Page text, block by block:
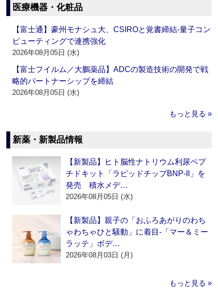
医療機器・化粧品
【富士通】豪州モナシュ大、CSIROと覚書締結‐量子コン
ピューティングで連携強化
2026年08月05日 (水)
【富士フイルム／大鵬薬品】ADCの製造技術の開発で戦
略的パートナーシップを締結
2026年08月05日 (水)
もっと見る »
新薬・新製品情報
【新製品】ヒト脳性ナトリウム利尿ペプ
チドキット「ラピッドチップBNP-II」を
発売 積水メデ…
2026年08月05日 (水)
【新製品】親子の「おふろあがりのわち
ゃわちゃひと騒動」に着目‐「マー＆ミー
ラッテ」ボデ…
2026年08月03日 (月)
もっと見る »